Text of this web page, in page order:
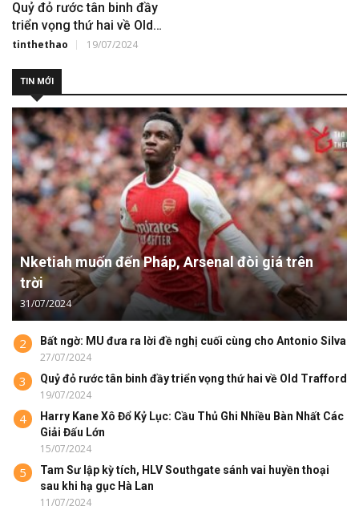
Quỷ đỏ rước tân binh đầy
triển vọng thứ hai về Old
Trafford
tinthethao 19/07/2024
TIN MỚI
Nketiah muốn đến Pháp, Arsenal đòi giá trên
trời
31/07/2024
2 Bất ngờ: MU đưa ra lời đề nghị cuối cùng cho Antonio Silva
27/07/2024
3 Quỷ đỏ rước tân binh đầy triển vọng thứ hai về Old Trafford
19/07/2024
4
Harry Kane Xô Đổ Kỷ Lục: Cầu Thủ Ghi Nhiều Bàn Nhất Các
Giải Đấu Lớn
15/07/2024
5
Tam Sư lập kỳ tích, HLV Southgate sánh vai huyền thoại
sau khi hạ gục Hà Lan
11/07/2024